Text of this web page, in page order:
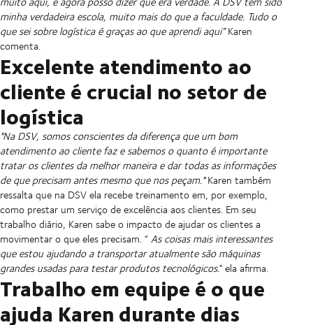
minha verdadeira escola, muito mais do que a faculdade. Tudo o
que sei sobre logística é graças ao que aprendi aqui”Karen
comenta.
Excelente atendimento ao
cliente é crucial no setor de
logística
"Na DSV, somos conscientes da diferença que um bom
atendimento ao cliente faz e sabemos o quanto é importante
tratar os clientes da melhor maneira e dar todas as informações
de que precisam antes mesmo que nos peçam."Karen também
ressalta que na DSV ela recebe treinamento em, por exemplo,
como prestar um serviço de excelência aos clientes. Em seu
trabalho diário, Karen sabe o impacto de ajudar os clientes a
movimentar o que eles precisam. “As coisas mais interessantes
que estou ajudando a transportar atualmente são máquinas
grandes usadas para testar produtos tecnológicos." ela afirma.
Trabalho em equipe é o que
ajuda Karen durante dias